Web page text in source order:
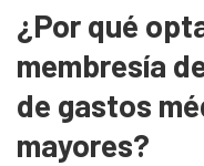
¿Por qué
membresía
de gastos
mayores?